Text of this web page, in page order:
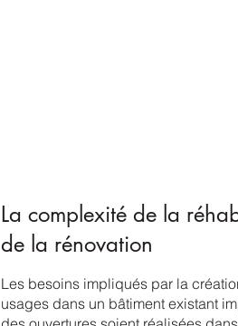
La complexité de la
de la rénovation
Les besoins impliqués par la
usages dans un bâtiment existant